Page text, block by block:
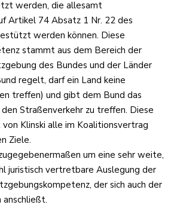
werden, die allesamt
Artikel 74 Absatz 1 Nr. 22 des
werden können. Diese
stammt aus dem Bereich der
des Bundes und der Länder
regelt, darf ein Land keine
treffen) und gibt dem Bund das
Straßenverkehr zu treffen. Diese
von Klinski alle im Koalitionsvertrag
Ziele.
um eine sehr weite,
juristisch vertretbare Auslegung der
der sich auch der
anschließt.